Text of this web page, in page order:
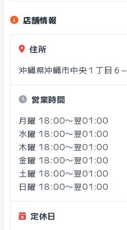
店舗情報
住所
沖縄県沖縄市中央１丁目６−
営業時間
月曜 18:00〜翌01:00
水曜 18:00〜翌01:00
木曜 18:00〜翌01:00
金曜 18:00〜翌01:00
土曜 18:00〜翌01:00
日曜 18:00〜翌01:00
定休日